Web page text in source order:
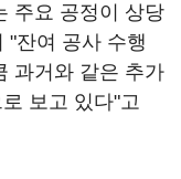
주요 공정이 상당
"잔여 공사 수행
과거와 같은 추가
보고 있다"고